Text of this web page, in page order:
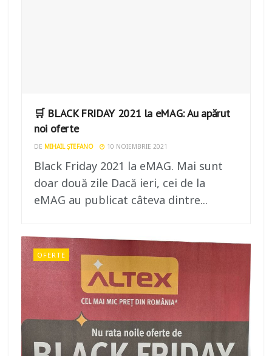
🛒 BLACK FRIDAY 2021 la eMAG: Au apărut
noi oferte
DE MIHAIL ȘTEFANO 10 NOIEMBRIE 2021
Black Friday 2021 la eMAG. Mai sunt
doar două zile Dacă ieri, cei de la
eMAG au publicat câteva dintre...
OFERTE